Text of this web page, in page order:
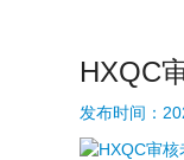
HXQC
发布时间：